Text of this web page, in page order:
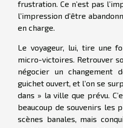
frustration. Ce n’est pas
l’impression d’être
en charge.
Le voyageur, lui, tire une
micro-victoires. Retrouver
négocier un changement
guichet ouvert, et l’on se
dans » la ville que prévu.
beaucoup de souvenirs les
scènes banales, mais